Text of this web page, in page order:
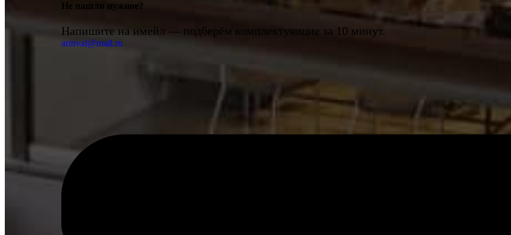
Не нашли нужное?
Напишите на имейл — подберём комплектующие за 10 минут.
arinval@mail.ru